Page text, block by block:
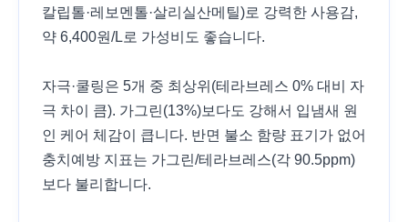
칼립톨·레보멘톨·살리실산메틸)로 강력한 사용감,
약 6,400원/L로 가성비도 좋습니다.
자극·쿨링은 5개 중 최상위(테라브레스 0% 대비 자
극 차이 큼). 가그린(13%)보다도 강해서 입냄새 원
인 케어 체감이 큽니다. 반면 불소 함량 표기가 없어
충치예방 지표는 가그린/테라브레스(각 90.5ppm)
보다 불리합니다.